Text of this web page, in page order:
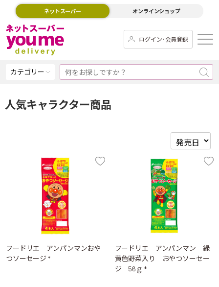
ネットスーパー オンラインショップ
ログイン･会員登録
カテゴリー
人気キャラクター商品
フードリエ アンパンマンおや
つソーセージ *
フードリエ アンパンマン 緑
黄色野菜入り おやつソーセー
ジ 56ｇ *